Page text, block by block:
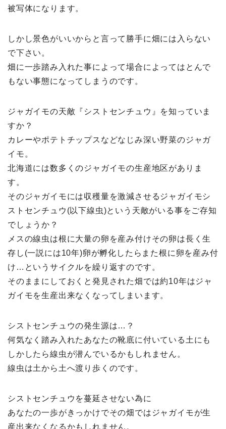
被写体になります。
しかし景色がいいからと言って勝手に畑には入らない
で下さい。
畑に一歩踏み入れた事によって場合によってはとんで
もない事態になってしまうのです。
ジャガイモの天敵『シストセンチュウ』を知っていま
すか？
カレーやポテトチップスなどなじみ深い野菜のジャガ
イモ。
北海道には数多くのジャガイモの生産地区がありま
す。
そのジャガイモには収穫量を激減させるジャガイモシ
ストセンチュウ(以下線虫)という天敵がいる事をご存知
でしょうか？
メスの線虫は根に大量の卵を産み付けその卵は長く生
存し(一説には10年)卵が孵化したらまた根に卵を産み付
け…というサイクルを繰り返すのです。
そのままにしておくと発見された畑では約10年はジャ
ガイモを生産出来なくなってしまいます。
シストセンチュウの発生源は…？
何気なく踏み入れたあなたの靴底に付いている土にも
しかしたら線虫が潜んでいるかもしれません。
線虫は土から土へ渡り歩くのです。
シストセンチュウを蔓延させない為に
あなたの一歩がきっかけでその畑ではジャガイモが生
産出来なくなるかもしれません。